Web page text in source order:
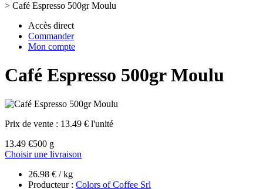
> Café Espresso 500gr Moulu
Accès direct
Commander
Mon compte
Café Espresso 500gr Moulu
Prix de vente : 13.49 € l'unité
13.49 €500 g
Choisir une livraison
26.98 € / kg
Producteur : Colors of Coffee Srl